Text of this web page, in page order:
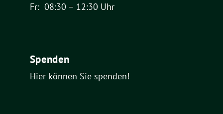
Fr: 08:30 – 12:30 Uhr
Spenden
Hier können Sie spenden!